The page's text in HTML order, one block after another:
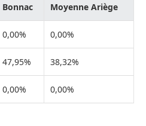
Bonnac Moyenne Ariège
0,00% 0,00%
47,95% 38,32%
0,00% 0,00%